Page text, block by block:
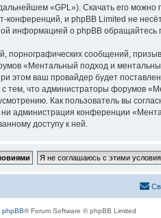
«GPL»). Скачать его можно
и phpBB Limited не
информацией о phpBB обращайтесь
сообщений,
«Ментальный подход и
ваш провайдер будет
тем, что администраторы форумов
Как пользователь вы
администрация конференции
доступу к ней.
phpBB® Forum Software © phpBB Limited